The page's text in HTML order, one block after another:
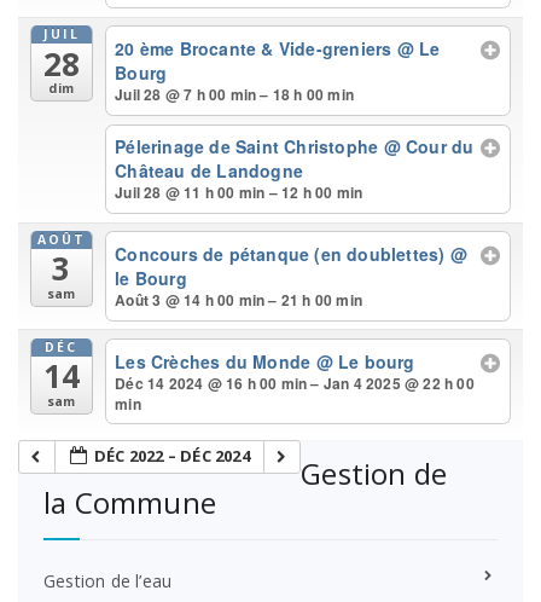
JUIL
28
dim
20 ème Brocante & Vide-greniers @ Le
Bourg
Juil 28 @ 7 h 00 min – 18 h 00 min
Pélerinage de Saint Christophe @ Cour du
Château de Landogne
Juil 28 @ 11 h 00 min – 12 h 00 min
AOÛT
3
sam
Concours de pétanque (en doublettes) @
le Bourg
Août 3 @ 14 h 00 min – 21 h 00 min
DÉC
14
sam
Les Crèches du Monde @ Le bourg
Déc 14 2024 @ 16 h 00 min – Jan 4 2025 @ 22 h 00
min
DÉC 2022 – DÉC 2024 Gestion de
la Commune
Gestion de l’eau